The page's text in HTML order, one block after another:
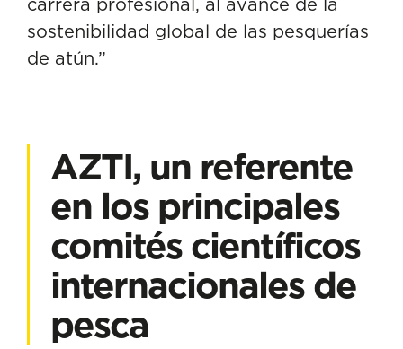
sostenibilidad global de las pesquerías
de atún.”
AZTI, un referente
en los principales
comités científicos
internacionales de
pesca